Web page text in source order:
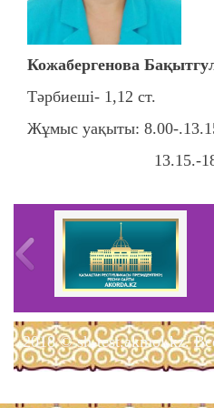
Кожабергенова
Тәрбиеші- 1,12 ст.
Жұмыс уақыты: 8.00-
13.15.-18.00-
2018 © sh-test.akmol.kz.